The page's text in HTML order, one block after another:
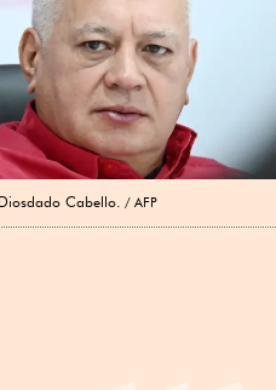
Cabello. AFP